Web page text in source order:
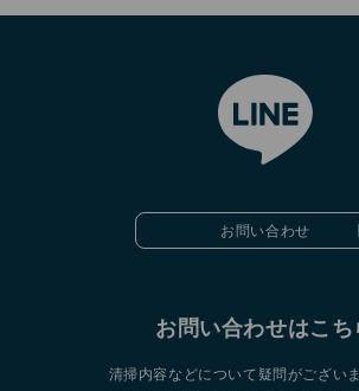
お問い合わせ
お問い合わせはこち
清掃内容などについて疑問がございま